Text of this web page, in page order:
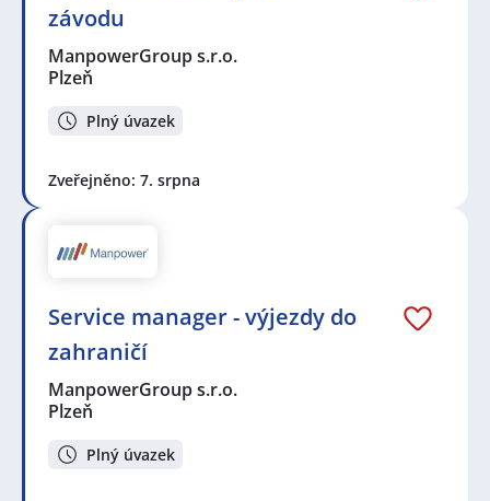
závodu
ManpowerGroup s.r.o.
Plzeň
Plný úvazek
Zveřejněno: 7. srpna
Service manager - výjezdy do
zahraničí
ManpowerGroup s.r.o.
Plzeň
Plný úvazek